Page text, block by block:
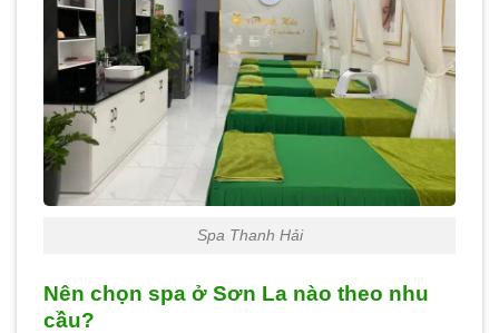
Spa Thanh Hải
Nên chọn spa ở Sơn La nào theo nhu
cầu?